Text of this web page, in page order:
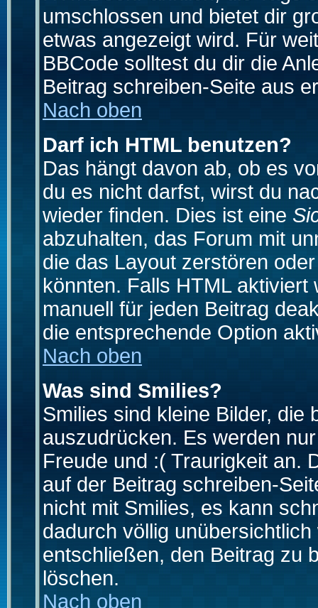
umschlossen und bietet dir
etwas angezeigt wird. Für
BBCode solltest du dir die
Beitrag schreiben-Seite aus
Nach oben
Darf ich HTML benutzen?
Das hängt davon ab, ob es
du es nicht darfst, wirst du
wieder finden. Dies ist eine
abzuhalten, das Forum mit
die das Layout zerstören
könnten. Falls HTML
manuell für jeden Beitrag
die entsprechende Option
Nach oben
Was sind Smilies?
Smilies sind kleine Bilder, die
auszudrücken. Es werden
Freude und :( Traurigkeit an.
auf der Beitrag schreiben-
nicht mit Smilies, es kann
dadurch völlig
entschließen, den Beitrag zu
löschen.
Nach oben